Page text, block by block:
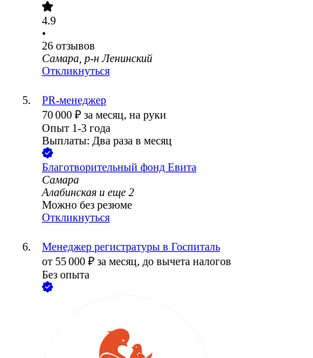
4.9
•
26 отзывов
Самара, р-н Ленинский
Откликнуться
PR-менеджер
70 000 ₽ за месяц, на руки
Опыт 1-3 года
Выплаты: Два раза в месяц
Благотворительный фонд Евита
Самара
Алабинская и еще 2
Можно без резюме
Откликнуться
Менеджер регистратуры в Госпиталь
от 55 000 ₽ за месяц, до вычета налогов
Без опыта